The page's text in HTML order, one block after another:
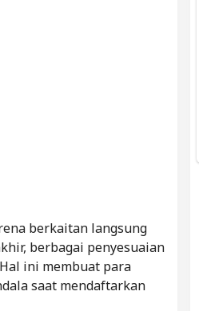
berkaitan langsung
berbagai penyesuaian
ini membuat para
saat mendaftarkan